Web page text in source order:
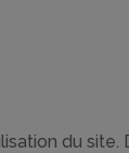
du site.